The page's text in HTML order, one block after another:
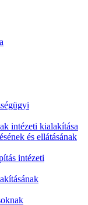
intézeti kialakítása
és ellátásának
intézeti